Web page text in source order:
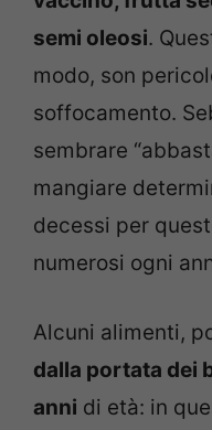
semi oleosi.
modo, son
soffocamento.
sembrare
mangiare
decessi per
numerosi ogni
Alcuni alimenti,
dalla portata dei
anni di età: in